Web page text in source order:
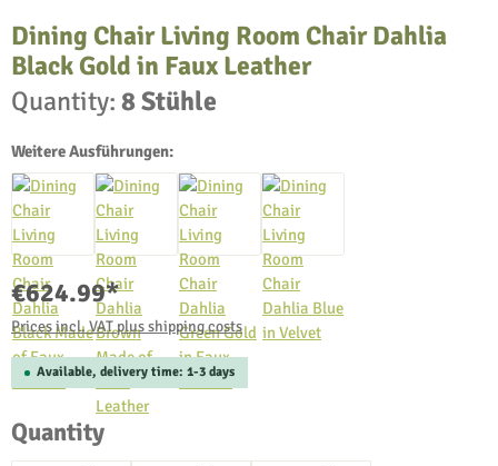
Dining Chair Living Room Chair Dahlia
Black Gold in Faux Leather
Quantity: 8 Stühle
Weitere Ausführungen:
€624.99*
Prices incl. VAT plus shipping costs
Available, delivery time: 1-3 days
Select
Quantity